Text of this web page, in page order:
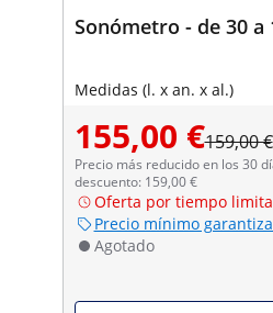
Sonómetro - de 30 a
Medidas (l. x an. x al.)
155,00 €159,00 €
Precio más reducido en los 30
descuento: 159,00 €
Oferta por tiempo
Precio mínimo
Agotado